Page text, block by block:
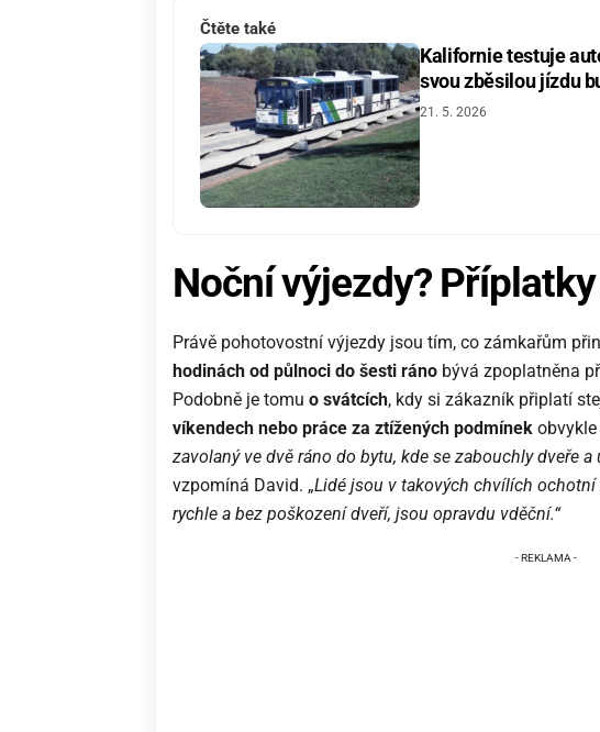
Čtěte také
Kalifornie testuje
svou zběsilou jízdu
21. 5. 2026
Noční výjezdy? Příplatky
Právě pohotovostní výjezdy jsou tím, co zámkařům
hodinách od půlnoci do šesti ráno bývá zpoplatněna
Podobně je tomu o svátcích, kdy si zákazník připlatí
víkendech nebo práce za ztížených podmínek
zavolaný ve dvě ráno do bytu, kde se zabouchly dveře
vzpomíná David. „Lidé jsou v takových chvílích
rychle a bez poškození dveří, jsou opravdu vděční.“